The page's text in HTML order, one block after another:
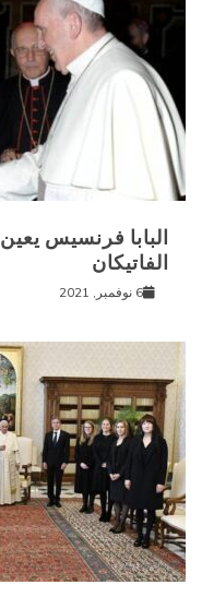
البابا فرنسيس
الفاتيكان
6 نوفمبر, 2021